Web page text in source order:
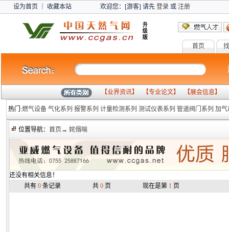
设为首页 收藏本站 欢迎您：[游客] 请先 登录或 注册
首页
燃气设备
【业界资讯】 【专业论文】 【展会信息】
热门:燃气设备 气化系列 报警系列 计量检测系列 测试仪表系列 管道阀门系列 加气
位置导航： 首页 → 姹傝喘
还没有相关信息！
共有 0条记录 共 0 页 现在是第 1 页